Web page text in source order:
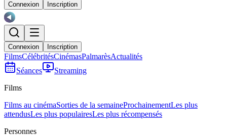
Connexion Inscription
Connexion Inscription
FilmsCélébritésCinémasPalmarèsActualités
Séances
Streaming
Films
Films au cinémaSorties de la semaineProchainementLes plus
attendusLes plus populairesLes plus récompensés
Personnes